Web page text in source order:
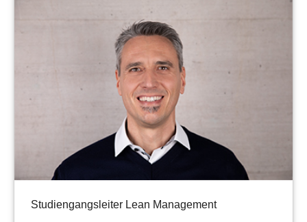
Studiengangsleiter Lean Management